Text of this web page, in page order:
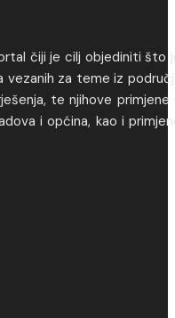
čiji je cilj objediniti što
vezanih za teme iz
te njihove primjene
i općina, kao i